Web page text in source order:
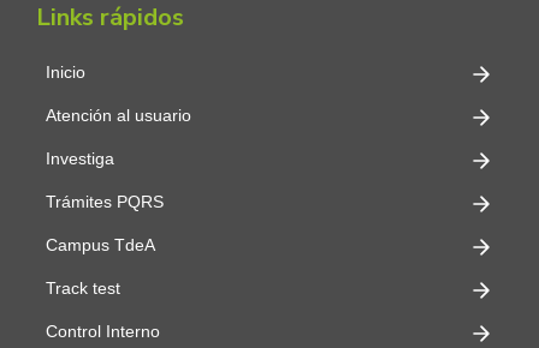
Links rápidos
Inicio
Atención al usuario
Investiga
Trámites PQRS
Campus TdeA
Track test
Control Interno